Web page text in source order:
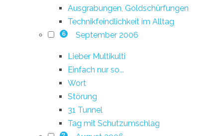
Ausgrabungen, Goldschürfungen
Technikfeindlichkeit im Alltag
6 September 2006
Lieber Multikulti
Einfach nur so...
Wort
Störung
31 Tunnel
Tag mit Schutzumschlag